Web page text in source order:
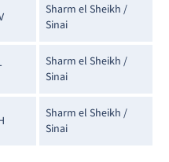
Sharm el Sheikh /
Sinai
Sharm el Sheikh /
Sinai
Sharm el Sheikh /
Sinai